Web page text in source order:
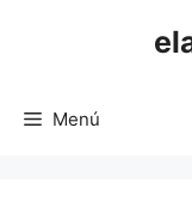
Menú